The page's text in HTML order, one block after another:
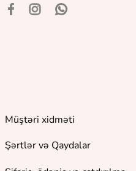
Müştəri xidməti
Şərtlər və Qaydalar